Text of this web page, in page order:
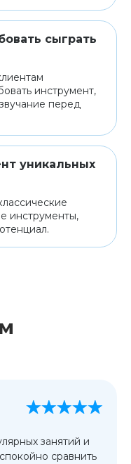
сыграть
инструмент,
перед
уникальных
инструменты,
занятий и
сравнить